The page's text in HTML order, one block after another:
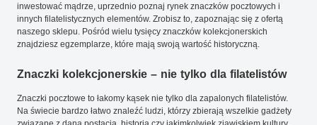
inwestować mądrze, uprzednio poznaj rynek znaczków pocztowych i
innych filatelistycznych elementów. Zrobisz to, zapoznając się z ofertą
naszego sklepu. Pośród wielu tysięcy znaczków kolekcjonerskich
znajdziesz egzemplarze, które mają swoją wartość historyczną.
Znaczki kolekcjonerskie – nie tylko dla filatelistów
Znaczki pocztowe to łakomy kąsek nie tylko dla zapalonych filatelistów.
Na świecie bardzo łatwo znaleźć ludzi, którzy zbierają wszelkie gadżety